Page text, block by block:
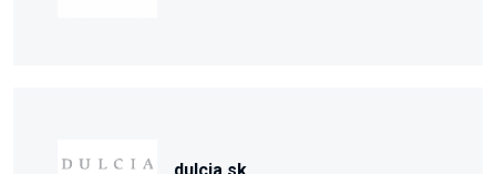
dulcia.sk